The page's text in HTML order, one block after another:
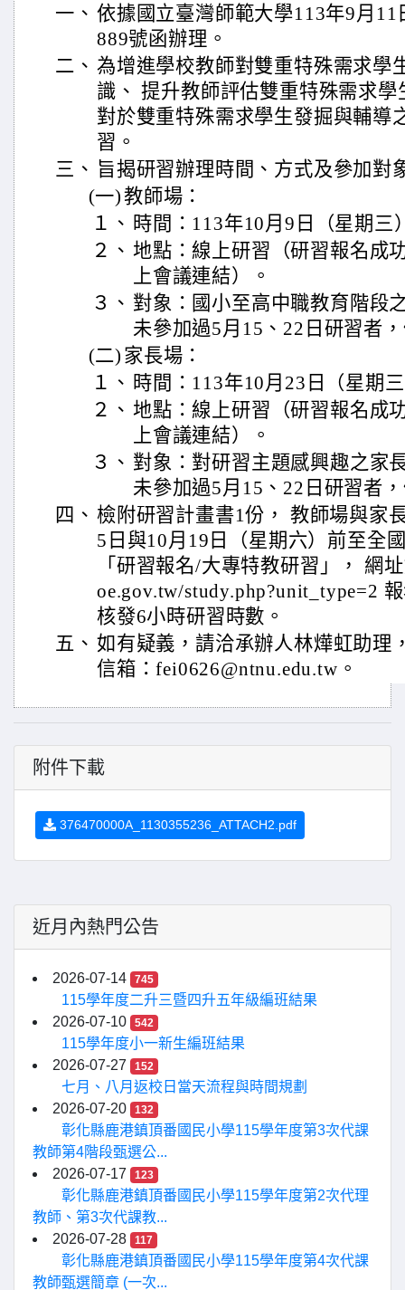
一、 依據國立臺灣師範大學113年9月
889號函辦理。
二、 為增進學校教師對雙重特殊需求學
識、 提升教師評估雙重特殊需求
對於雙重特殊需求學生發掘與輔導
習。
三、 旨揭研習辦理時間、方式及參加對
(一)教師場：
１、 時間：113年10月9日（星期三
２、 地點：線上研習（研習報名成
上會議連結）。
３、 對象：國小至高中職教育階段
未參加過5月15、22日研習者
(二) 家長場：
１、 時間：113年10月23日（星期
２、 地點：線上研習（研習報名成
上會議連結）。
３、 對象：對研習主題感興趣之家
未參加過5月15、22日研習者
四、 檢附研習計畫書1份， 教師場與家
5日與10月19日（星期六）前至全
「研習報名/大專特教研習」， 網
oe.gov.tw/study.php?unit_type=2
核發6小時研習時數。
五、 如有疑義，請洽承辦人林燁虹助理
信箱：fei0626@ntnu.edu.tw。
附件下載
376470000A_1130355236_ATTACH2.pdf
近月內熱門公告
2026-07-14 745
115學年度二升三暨四升五年級編班結果
2026-07-10
542
115學年度小一新生編班結果
2026-07-27
152
七月、八月返校日當天流程與時間規劃
2026-07-20
132
彰化縣鹿港鎮頂番國民小學115學年度第3次代課
教師第4階段甄選公...
2026-07-17
123
彰化縣鹿港鎮頂番國民小學115學年度第2次代理
教師、第3次代課教...
2026-07-28
117
彰化縣鹿港鎮頂番國民小學115學年度第4次代課
教師甄選簡章 (一次...